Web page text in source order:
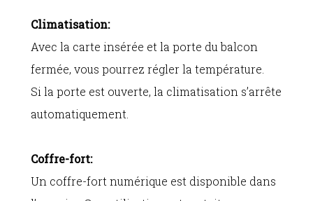
Climatisation:
Avec la carte insérée et la porte du balcon
fermée, vous pourrez régler la température.
Si la porte est ouverte, la climatisation s’arrête
automatiquement.
Coffre-fort:
Un coffre-fort numérique est disponible dans